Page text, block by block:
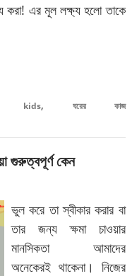
করা! এর মূল লক্ষ্য হলো তাকে
kids,
ঘরের কাজ
গুরুত্বপূর্ণ কেন
ভুল করে তা স্বীকার করার বা
তার জন্য ক্ষমা চাওয়ার
মানসিকতা আমাদের
অনেকেরই থাকেনা। নিজের